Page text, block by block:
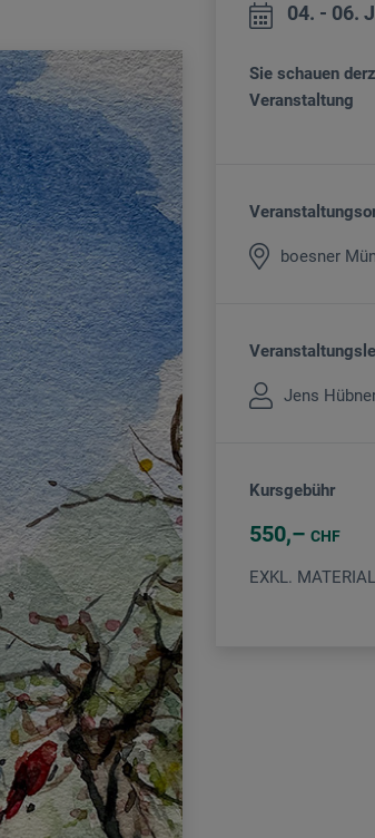
04. - 06.
Sie schauen
Veranstaltung
boesner
Jens
Kursgebühr
550 CHF
EXKL. MATERIAL